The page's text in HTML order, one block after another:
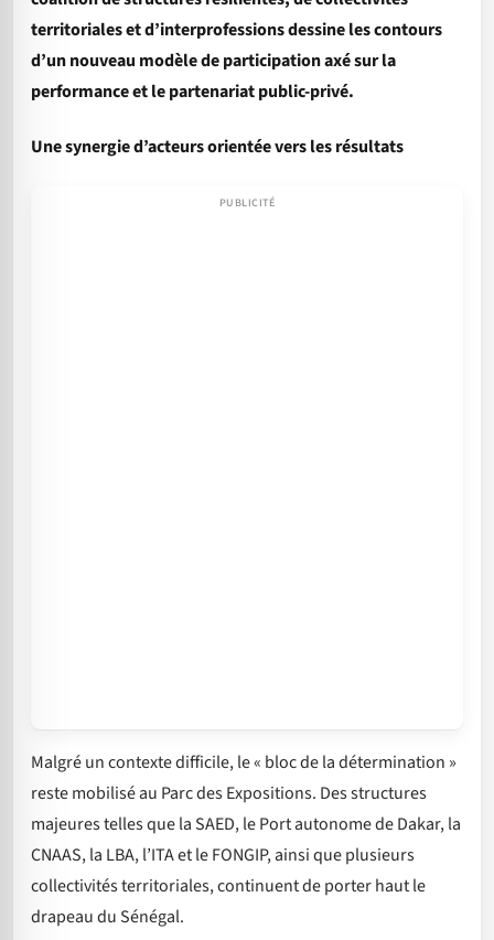
territoriales et d’interprofessions dessine les contours
d’un nouveau modèle de participation axé sur la
performance et le partenariat public-privé.
Une synergie d’acteurs orientée vers les résultats
Malgré un contexte difficile, le « bloc de la détermination »
reste mobilisé au Parc des Expositions. Des structures
majeures telles que la SAED, le Port autonome de Dakar, la
CNAAS, la LBA, l’ITA et le FONGIP, ainsi que plusieurs
collectivités territoriales, continuent de porter haut le
drapeau du Sénégal.